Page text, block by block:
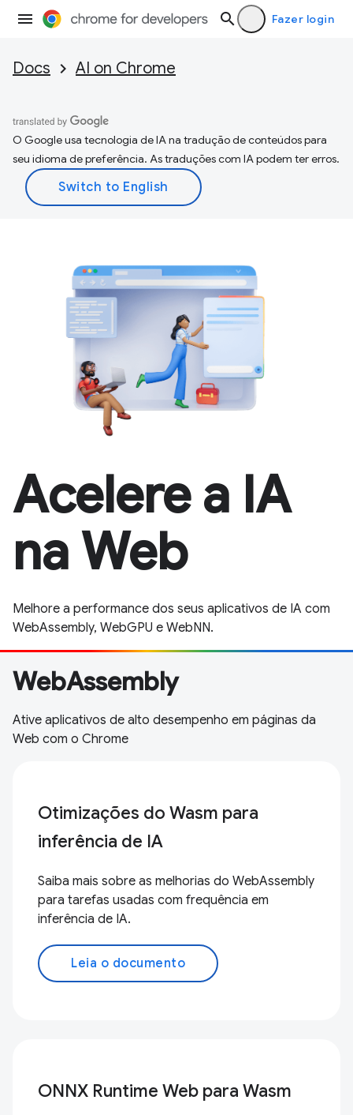
Fazer login
Docs AI on Chrome
O Google usa tecnologia de IA na tradução de conteúdos para
seu idioma de preferência. As traduções com IA podem ter erros.
Acelere a IA
na Web
Melhore a performance dos seus aplicativos de IA com
WebAssembly, WebGPU e WebNN.
WebAssembly
Ative aplicativos de alto desempenho em páginas da
Web com o Chrome
Otimizações do Wasm para
inferência de IA
Saiba mais sobre as melhorias do WebAssembly
para tarefas usadas com frequência em
inferência de IA.
Leia o documento
ONNX Runtime Web para Wasm